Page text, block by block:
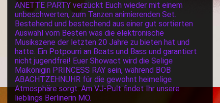
ANETTE PARTY verzückt Euch wieder mit einem
unbeschwerten, zum Tanzen animierenden Set.
Bestehend und bestechend aus einer gut sortierten
Auswahl vom Besten was die elektronische
Musikszene der letzten 20 Jahre zu bieten hat und
hatte. Ein Potpourri an Beats und Bass und garantiert
nicht jugendfrei! Euer Showact wird die Selige
Maikönigin PRINCESS RAY sein, während BOB
ABACHTZEHNUHR für die gewohnt heimelige
Atmosphäre sorgt. Am VJ-Pult findet Ihr unsere
lieblings Berlinerin MO.